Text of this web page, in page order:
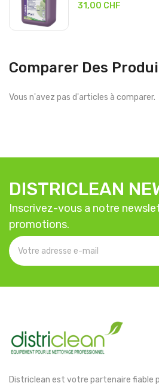
31,00 CHF
Comparer Des
Vous n'avez pas d'articles à comparer.
DISTRICLEAN
Inscrivez-vous a notre
promotions.
Districlean est votre partenaire fiable